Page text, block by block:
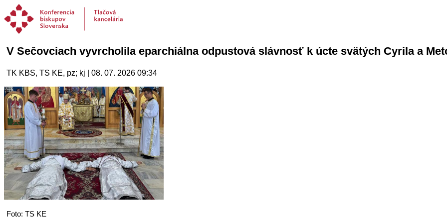
V Sečovciach vyvrcholila eparchiálna odpustová slávnosť k úcte svätých Cyrila a
TK KBS, TS KE, pz; kj | 08. 07. 2026 09:34
Foto: TS KE